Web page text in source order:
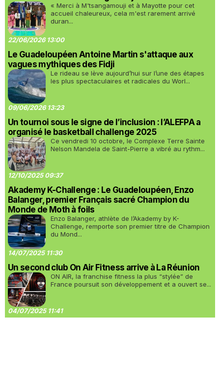
« Merci à M'tsangamouji et à Mayotte pour cet
accueil chaleureux, cela m'est rarement arrivé
duran...
22/06/2026 13:00
Le Guadeloupéen Antoine Martin s'attaque aux
vagues mythiques des Fidji
Le rideau se lève aujourd’hui sur l’une des étapes
les plus spectaculaires et radicales du Worl...
09/06/2026 13:23
Un tournoi sous le signe de l’inclusion : l’ALEFPA a
organisé le basketball challenge 2025
Ce vendredi 10 octobre, le Complexe Terre Sainte
Nelson Mandela de Saint-Pierre a vibré au rythm...
12/10/2025 09:37
Akademy K-Challenge : Le Guadeloupéen, Enzo
Balanger, premier Français sacré Champion du
Monde de Moth à foils
Enzo Balanger, athlète de l’Akademy by K-
Challenge, remporte son premier titre de Champion
du Mond...
14/07/2025 11:30
Un second club On Air Fitness arrive à La Réunion
ON AIR, la franchise fitness la plus “stylée” de
France poursuit son développement et a ouvert se...
04/07/2025 11:41